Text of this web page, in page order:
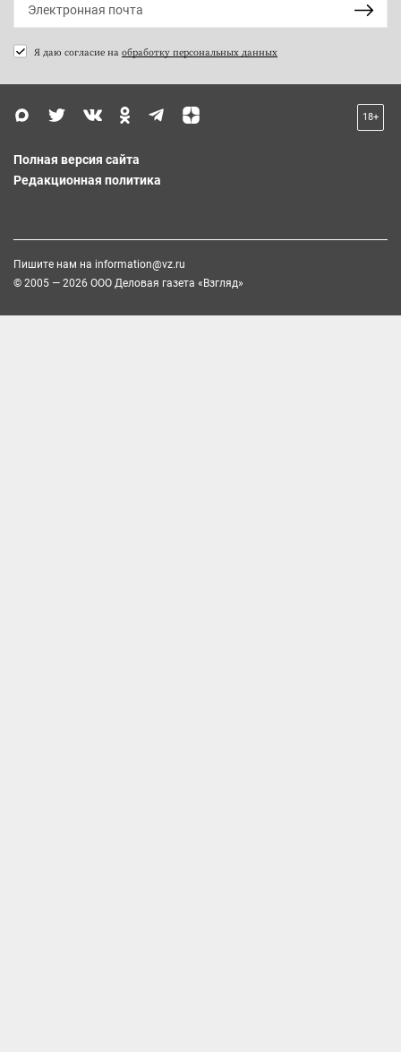
Я даю согласие на обработку персональных данных
18+
Полная версия сайта
Редакционная политика
Пишите нам на information@vz.ru
© 2005 — 2026 ООО Деловая газета «Взгляд»